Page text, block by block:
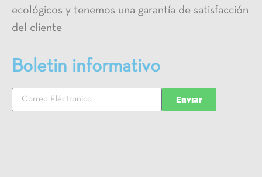
ecológicos y tenemos una garantía de satisfacción
del cliente
Boletin informativo
Enviar